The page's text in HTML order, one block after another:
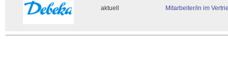
aktuell Mitarbeiter/in im